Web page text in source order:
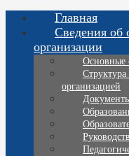
Главная
Сведения об
организации
Основные
организацией